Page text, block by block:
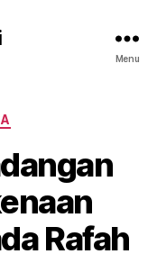
Menu
Rafah